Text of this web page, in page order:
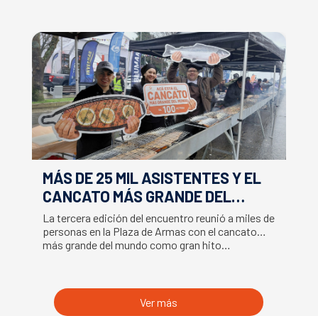
MÁS DE 25 MIL ASISTENTES Y EL
CANCATO MÁS GRANDE DEL
MUNDO MARCAN EXITOSO CIERRE
DE LA SEMANA DEL SALMÓN
La tercera edición del encuentro reunió a miles de
personas en la Plaza de Armas con el cancato
más grande del mundo como gran hito…
Ver más